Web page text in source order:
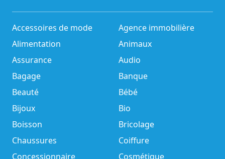
Accessoires de mode
Agence immobilière
Alimentation
Animaux
Assurance
Audio
Bagage
Banque
Beauté
Bébé
Bijoux
Bio
Boisson
Bricolage
Chaussures
Coiffure
Concessionnaire
Cosmétique